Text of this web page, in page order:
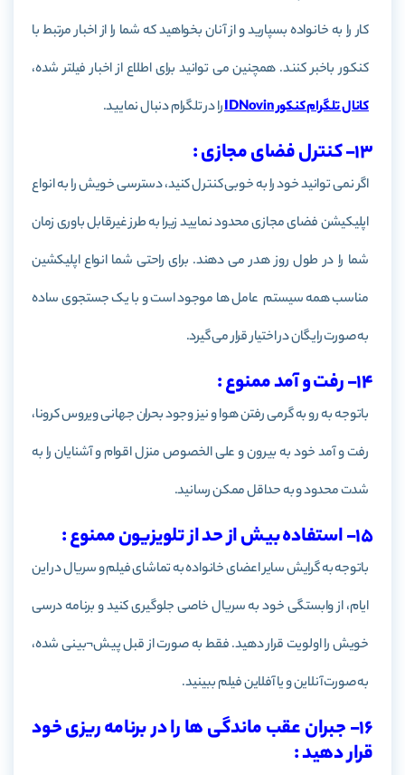
کار را به خانواده بسپارید و از آنان بخواهید که شما را از اخبار مرتبط با
کنکور باخبر کنند. همچنین می توانید برای اطلاع از اخبار فیلتر شده،
کانال تلگرام کنکور IDNovin
را در تلگرام دنبال نمایید.
13- کنترل فضای مجازی :
اگر نمی توانید خود را به خوبی کنترل کنید، دسترسی خویش را به انواع
اپلیکیشن فضای مجازی محدود نمایید زیرا به طرز غیرقابل باوری زمان
شما را در طول روز هدر می دهند. برای راحتی شما انواع اپلیکشین
مناسب همه سیستم عامل ها موجود است و با یک جستجوی ساده
به صورت رایگان در اختیار قرار می گیرد.
14- رفت و آمد ممنوع :
باتوجه به رو به گرمی رفتن هوا و نیز وجود بحران جهانی ویروس کرونا،
رفت و آمد خود به بیرون و علی الخصوص منزل اقوام و آشنایان را به
شدت محدود و به حداقل ممکن رسانید.
15- استفاده بیش از حد از تلویزیون ممنوع :
باتوجه به گرایش سایر اعضای خانواده به تماشای فیلم و سریال در این
ایام، از وابستگی خود به سریال خاصی جلوگیری کنید و برنامه درسی
خویش را اولویت قرار دهید. فقط به صورت از قبل پیش¬بینی شده،
به صورت آنلاین و یا آفلاین فیلم ببینید.
16- جبران عقب ماندگی ها را در برنامه ریزی خود
قرار دهید :